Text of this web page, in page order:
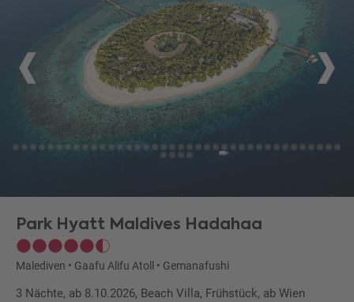
Park Hyatt Maldives Hadahaa
Malediven • Gaafu Alifu Atoll • Gemanafushi
3 Nächte, ab 8.10.2026, Beach Villa, Frühstück, ab Wien